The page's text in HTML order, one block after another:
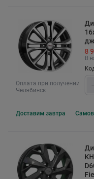
Оплата при получении
Челябинск
8
В
Доставим завтра